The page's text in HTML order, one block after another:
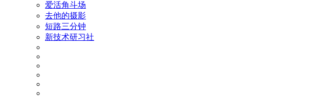
爱活角斗场
去他的摄影
短路三分钟
新技术研习社